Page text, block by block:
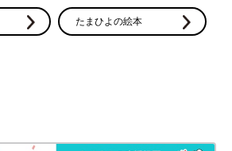
たまひよの絵本